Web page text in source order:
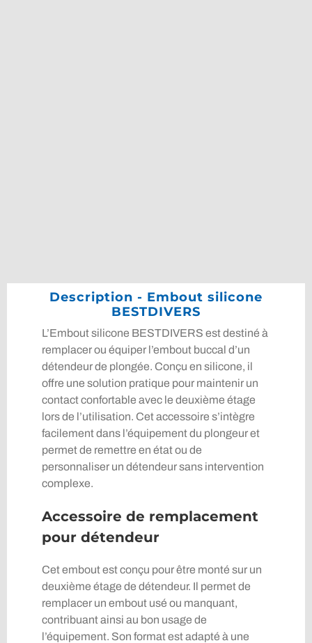
Description - Embout silicone
BESTDIVERS
L’Embout silicone BESTDIVERS est destiné à
remplacer ou équiper l’embout buccal d’un
détendeur de plongée. Conçu en silicone, il
offre une solution pratique pour maintenir un
contact confortable avec le deuxième étage
lors de l’utilisation. Cet accessoire s’intègre
facilement dans l’équipement du plongeur et
permet de remettre en état ou de
personnaliser un détendeur sans intervention
complexe.
Accessoire de remplacement
pour détendeur
Cet embout est conçu pour être monté sur un
deuxième étage de détendeur. Il permet de
remplacer un embout usé ou manquant,
contribuant ainsi au bon usage de
l’équipement. Son format est adapté à une